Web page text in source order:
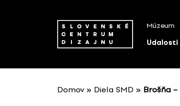
Múzeum
Udalosti
Domov » Diela SMD » Brošňa